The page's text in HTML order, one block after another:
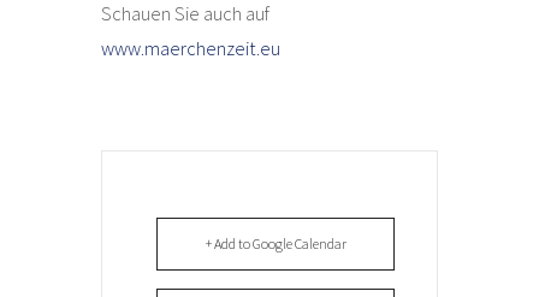
Schauen Sie auch auf
www.maerchenzeit.eu
+ Add to Google Calendar